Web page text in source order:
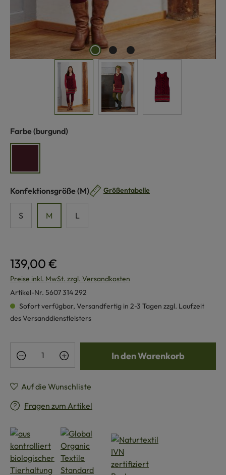
Farbe auswählen
(burgund)
Konfektionsgröße auswählen
(M) Größentabelle
S M L
139,00 €
Preise inkl. MwSt. zzgl. Versandkosten
Artikel-Nr. 5607 314 292
Sofort verfügbar, Versandfertig in 2-3 Tagen zzgl. Laufzeit
des Versanddienstleisters
Produkt Anzahl: Gib den gewünschten
In den Warenkorb
Auf die Wunschliste
Fragen zum Artikel